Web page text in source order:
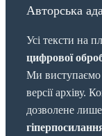
Авторська
Усі тексти на
цифрової
Ми виступаємо
версії архіву.
дозволене